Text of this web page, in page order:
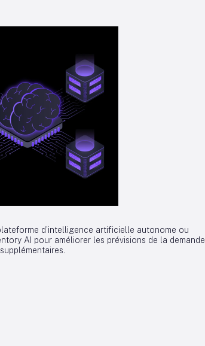
d’intelligence artificielle autonome ou
AI pour améliorer les prévisions de la demande